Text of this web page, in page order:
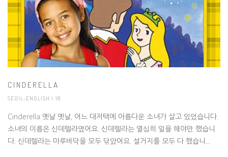
CINDERELLA
SEOIL-ENGLISH | 18
Cinderella 옛날 옛날, 어느 대저택에 아름다운 소녀가 살고 있었습니다.
소녀의 이름은 신데렐라였어요. 신데렐라는 열심히 일을 해야만 했습니
다. 신데렐라는 마루바닥을 모두 닦았어요. 설거지를 모두 다 했습니...